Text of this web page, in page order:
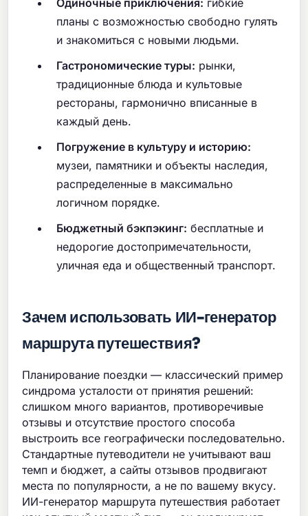
Одиночные приключения: гибкие
планы с возможностью свободно гулять
и знакомиться с новыми людьми.
Гастрономические туры: рынки,
традиционные блюда и культовые
рестораны, гармонично вписанные в
каждый день.
Погружение в культуру и историю:
музеи, памятники и объекты наследия,
распределенные в максимально
логичном порядке.
Бюджетный бэкпэкинг: бесплатные и
недорогие достопримечательности,
уличная еда и общественный транспорт.
Зачем использовать ИИ-генератор
маршрута путешествия?
Планирование поездки — классический пример
синдрома усталости от принятия решений:
слишком много вариантов, противоречивые
отзывы и отсутствие простого способа
выстроить все географически последовательно.
Стандартные путеводители не учитывают ваш
темп и бюджет, а сайты отзывов продвигают
места по популярности, а не по вашему вкусу.
ИИ-генератор маршрута путешествия работает